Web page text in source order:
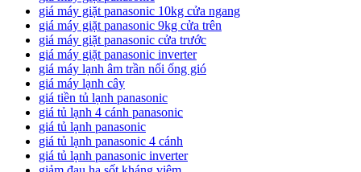
giá máy giặt panasonic 10kg cửa ngang
giá máy giặt panasonic 9kg cửa trên
giá máy giặt panasonic cửa trước
giá máy giặt panasonic inverter
giá máy lạnh âm trần nối ống gió
giá máy lạnh cây
giá tiền tủ lạnh panasonic
giá tủ lạnh 4 cánh panasonic
giá tủ lạnh panasonic
giá tủ lạnh panasonic 4 cánh
giá tủ lạnh panasonic inverter